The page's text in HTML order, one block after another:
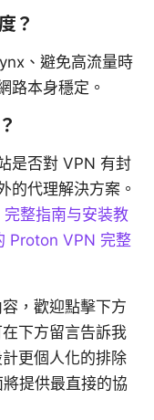
？
、避免高流量時
路本身穩定。
是否對 VPN 有封
的代理解決方案。
整指南与安装教
Proton VPN 完整
，歡迎點擊下方
下方留言告訴我
更個人化的排除
提供最直接的協